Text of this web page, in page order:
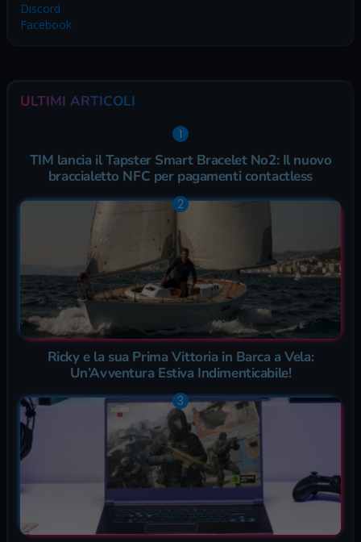
Discord
Facebook
ULTIMI ARTICOLI
TIM lancia il Tapster Smart Bracelet No2: Il nuovo
braccialetto NFC per pagamenti contactless
Ricky e la sua Prima Vittoria in Barca a Vela:
Un’Avventura Estiva Indimenticabile!